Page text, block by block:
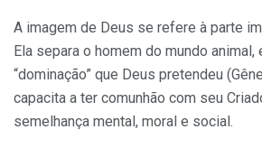
A imagem de Deus se refere à parte
Ela separa o homem do mundo animal,
“dominação” que Deus pretendeu
capacita a ter comunhão com seu
semelhança mental, moral e social.